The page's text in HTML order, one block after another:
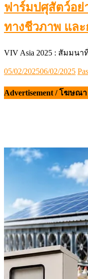
ฟาร์มปศุสัตว์อย่
ทางชีวภาพ แล
VIV Asia 2025 : สัมมน
Posted
05/02/202506/02/2025
Advertisement / โฆษณา